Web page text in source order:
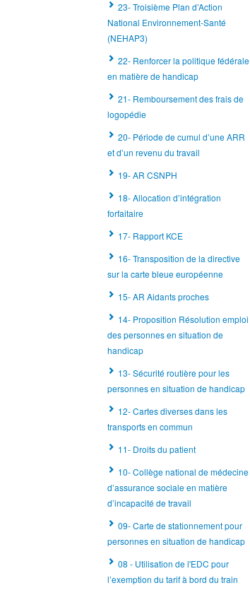
23- Troisième Plan d’Action
National Environnement-Santé
(NEHAP3)
22- Renforcer la politique fédérale
en matière de handicap
21- Remboursement des frais de
logopédie
20- Période de cumul d’une ARR
et d’un revenu du travail
19- AR CSNPH
18- Allocation d’intégration
forfaitaire
17- Rapport KCE
16- Transposition de la directive
sur la carte bleue européenne
15- AR Aidants proches
14- Proposition Résolution emploi
des personnes en situation de
handicap
13- Sécurité routière pour les
personnes en situation de handicap
12- Cartes diverses dans les
transports en commun
11- Droits du patient
10- Collège national de médecine
d’assurance sociale en matière
d’incapacité de travail
09- Carte de stationnement pour
personnes en situation de handicap
08 - Utilisation de l'EDC pour
l’exemption du tarif à bord du train